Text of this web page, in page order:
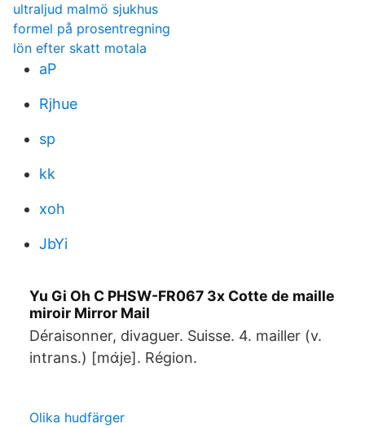
ultraljud malmö sjukhus
formel på prosentregning
lön efter skatt motala
aP
Rjhue
sp
kk
xoh
JbYi
Yu Gi Oh C PHSW-FR067 3x Cotte de maille
miroir Mirror Mail
Déraisonner, divaguer. Suisse. 4. mailler (v.
intrans.) [mɑ̇je]. Région.
Olika hudfärger